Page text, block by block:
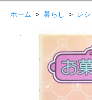
ホーム > 暮らし > レ